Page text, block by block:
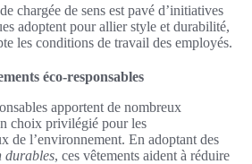
chargée de sens est pavé d’initiatives
adoptent pour allier style et durabilité,
les conditions de travail des employés.
éco-responsables
apportent de nombreux
choix privilégié pour les
de l’environnement. En adoptant des
durables, ces vêtements aident à réduire